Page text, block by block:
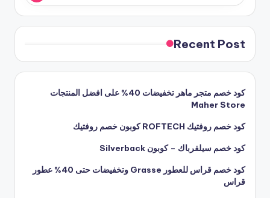
Recent Post
كود خصم متجر ماهر تخفيضات 40% على افضل المنتجات
Maher Store
كود خصم روفتيك ROFTECH كوبون خصم روفتيك
كود خصم سيلفرباك – كوبون Silverback
كود خصم قراس للعطور Grasse وتخفيضات حتى 40% عطور
قراس